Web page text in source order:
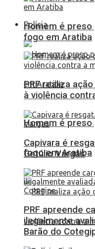
Polícia
Homem é
fogo em Aratiba
Homem é
fogo em Aratiba
PRF realiza
à violência
Capivara é
Getúlio Vargas
PRF apreende
ilegalmente
Barão do